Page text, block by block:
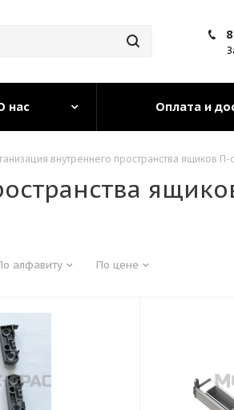
нас Оплата и
внутреннего пространства ящиков
алфавиту По цене